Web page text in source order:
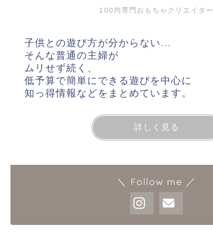
100均専門おもちゃクリエイター
子供との遊び方が分からない...
そんな普通の主婦が
ムリせず続く、
低予算で簡単にできる遊びを中心に
知っ得情報などをまとめています。
詳しく見る
＼ Follow me ／